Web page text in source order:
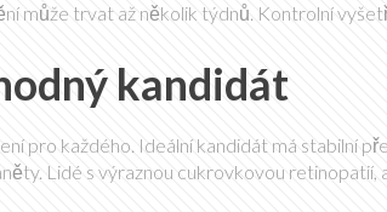
může trvat až několik týdnů. Kontrolní
kandidát
pro každého. Ideální kandidát má stabilní
Lidé s výraznou cukrovkovou